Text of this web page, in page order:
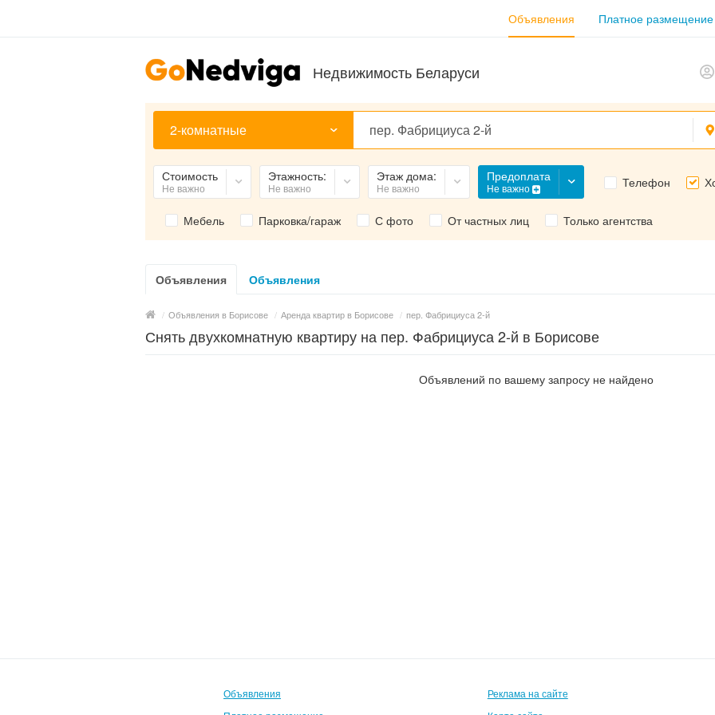
Объявления Платное размещение
Недвижимость Беларуси
2-комнатные
Стоимость
Не важно
Этажность:
Не важно
Этаж дома:
Не важно
Предоплата
Не важно Телефон
Мебель Парковка/гараж С фото От частных лиц Только агентства
Объявления Объявления
/ Объявления в Борисове / Аренда квартир в Борисове / пер. Фабрициуса 2-й
Снять двухкомнатную квартиру на пер. Фабрициуса 2-й в Борисове
Объявлений по вашему запросу не найдено
Объявления
Реклама на сайте